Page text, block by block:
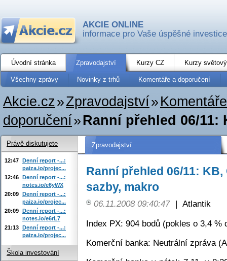
AKCIE ONLINE
informace pro Vaše úspěšné investice
Úvodní stránka Zpravodajství Kurzy CZ Kurzy
Všechny zprávy Novinky z trhů Komentáře a doporučení
Akcie.cz»Zpravodajství»
doporučení»Ranní přehled 06/11:
Zpravodajství
Ranní přehled 06/11:
sazby, makro
06.11.2008 09:40:47 | Atlantik
Index PX: 904 bodů (pokles o 3,4 %
Komerční banka: Neutrální zpráva
Právě diskutujete
12:47 Denní report -...:
paiza.io/projec...
12:46 Denní report -...:
notes.io/e6yWX
20:09 Denní report -...:
paiza.io/projec...
20:09 Denní report -...:
notes.io/e6rL7
21:13 Denní report -...:
paiza.io/projec...
Škola investování